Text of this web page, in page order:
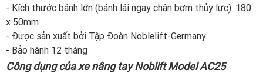
- Kích thước bánh lớn (bánh lái ngay chân bơm thủy lực): 180
x 50mm
- Được sản xuất bởi Tập Đoàn Noblelift-Germany
- Bảo hành 12 tháng
Công dụng của xe nâng tay Noblift Model AC25